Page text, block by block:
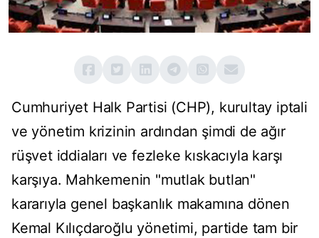
Cumhuriyet Halk Partisi (CHP), kurultay iptali
ve yönetim krizinin ardından şimdi de ağır
rüşvet iddiaları ve fezleke kıskacıyla karşı
karşıya. Mahkemenin "mutlak butlan"
kararıyla genel başkanlık makamına dönen
Kemal Kılıçdaroğlu yönetimi, partide tam bir